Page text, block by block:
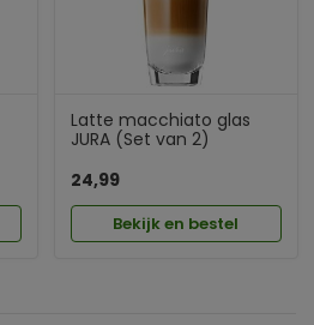
Latte macchiato glas
JURA (Set van 2)
24,99
Bekijk en bestel